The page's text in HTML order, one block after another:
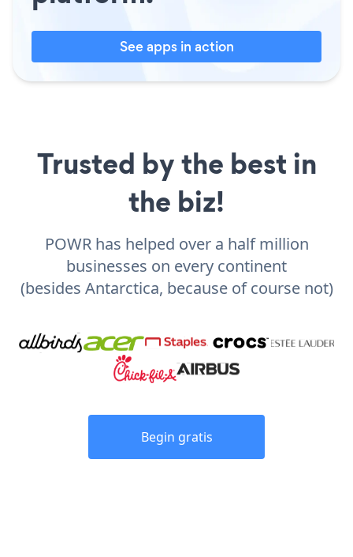
See apps in action
Trusted by the best in
the biz!
POWR has helped over a half million
businesses on every continent
(besides Antarctica, because of course not)
Begin gratis